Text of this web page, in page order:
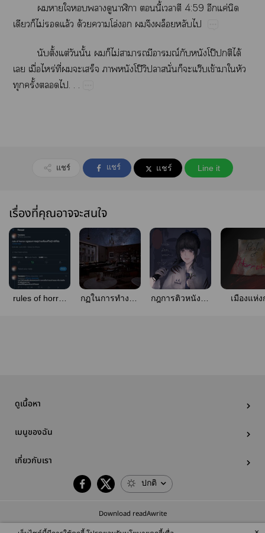
​​​​​​​​ี้​​​4:59​​ค่​​
​​ไม่​​ล้​ด้​​โล่​​​​​​
​ั้​ต่​​ั้​​​ไม่​​​ณ์​​​โป๊​​ได้​
​ื่​ร่ี่​​​​​​โป๊​​ั่​​ว๊ข้​​​​
​ั้​​.​.​.
แชร์ แชร์ แชร์ Line it
เรื่องที่คุณอาจจะสนใจ
rules of horror
กฏในการทำงาน
กฎการติวหนังสือ
เมืองแห่ง
ดูเนื้อหา
เมนูของฉัน
เกี่ยวกับเรา
ปกติ
Download readAwrite